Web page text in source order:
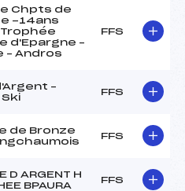
Chpts de
-14ans
Trophée
d'Epargne –
– Andros
FFS
–
Ski
FFS
de Bronze
FFS
D ARGENT H
BPAURA
FFS